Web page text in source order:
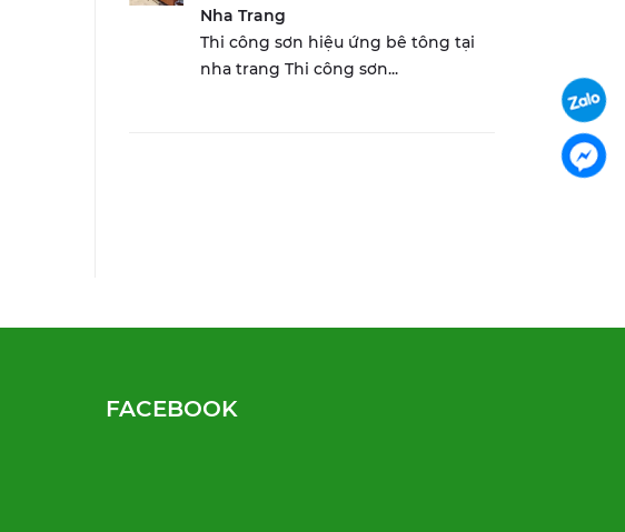
Nha Trang
Thi công sơn hiệu ứng bê tông tại
nha trang Thi công sơn...
FACEBOOK